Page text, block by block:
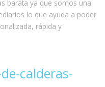
barata ya que somos una
lo que ayuda a poder
rápida y
calderas-